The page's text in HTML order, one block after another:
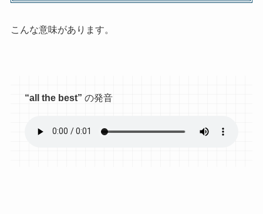
こんな意味があります。
“all the best” の発音